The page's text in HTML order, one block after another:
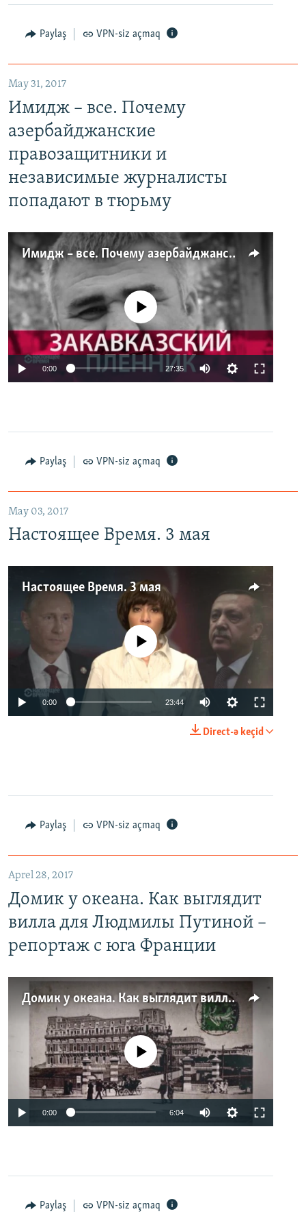
Paylaş VPN-siz açmaq
May 31, 2017
Имидж – все. Почему
азербайджанские
правозащитники и
независимые журналисты
попадают в тюрьму
Имидж – все. Почему азербайджанские правозащитники и независимые журналисты попадают в тюрьму
No media source currently available
0:00 27:35
Paylaş VPN-siz açmaq
May 03, 2017
Настоящее Время. 3 мая
Настоящее Время. 3 мая
No media source currently available
0:00 23:44
Direct-ə keçid
Paylaş VPN-siz açmaq
Aprel 28, 2017
Домик у океана. Как выглядит
вилла для Людмилы Путиной –
репортаж с юга Франции
Домик у океана. Как выглядит вилла для Людмилы Путиной – репортаж с юга Франции
No media source currently available
0:00 6:04
Paylaş VPN-siz açmaq